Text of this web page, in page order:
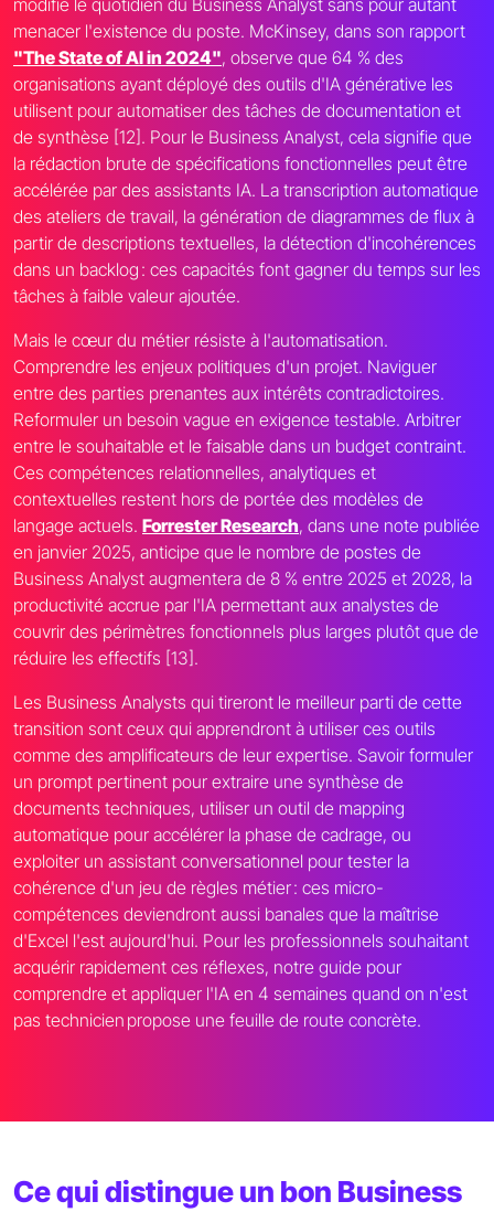
modifie le quotidien du Business Analyst sans pour autant
menacer l'existence du poste. McKinsey, dans son rapport
"The State of AI in 2024", observe que 64 % des
organisations ayant déployé des outils d'IA générative les
utilisent pour automatiser des tâches de documentation et
de synthèse [12]. Pour le Business Analyst, cela signifie que
la rédaction brute de spécifications fonctionnelles peut être
accélérée par des assistants IA. La transcription automatique
des ateliers de travail, la génération de diagrammes de flux à
partir de descriptions textuelles, la détection d'incohérences
dans un backlog : ces capacités font gagner du temps sur les
tâches à faible valeur ajoutée.
Mais le cœur du métier résiste à l'automatisation.
Comprendre les enjeux politiques d'un projet. Naviguer
entre des parties prenantes aux intérêts contradictoires.
Reformuler un besoin vague en exigence testable. Arbitrer
entre le souhaitable et le faisable dans un budget contraint.
Ces compétences relationnelles, analytiques et
contextuelles restent hors de portée des modèles de
langage actuels. Forrester Research, dans une note publiée
en janvier 2025, anticipe que le nombre de postes de
Business Analyst augmentera de 8 % entre 2025 et 2028, la
productivité accrue par l'IA permettant aux analystes de
couvrir des périmètres fonctionnels plus larges plutôt que de
réduire les effectifs [13].
Les Business Analysts qui tireront le meilleur parti de cette
transition sont ceux qui apprendront à utiliser ces outils
comme des amplificateurs de leur expertise. Savoir formuler
un prompt pertinent pour extraire une synthèse de
documents techniques, utiliser un outil de mapping
automatique pour accélérer la phase de cadrage, ou
exploiter un assistant conversationnel pour tester la
cohérence d'un jeu de règles métier : ces micro-
compétences deviendront aussi banales que la maîtrise
d'Excel l'est aujourd'hui. Pour les professionnels souhaitant
acquérir rapidement ces réflexes, notre guide pour
comprendre et appliquer l'IA en 4 semaines quand on n'est
pas technicien propose une feuille de route concrète.
Ce qui distingue un bon Business